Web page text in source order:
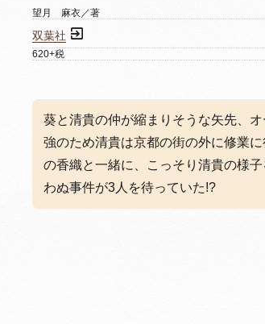
望月 麻衣／著
双葉社
620+税
葵と清貴の仲が縮まりそうな矢先、
強のため清貴は京都の街の外に修業
の香織と一緒に、こっそり清貴の様
わぬ事件が3人を待っていた!?